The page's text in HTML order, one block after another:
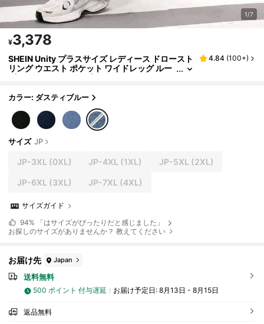
1/7
¥3,378
SHEIN Unity プラスサイズ レディース ドロースト
リング ウエスト ポケット ワイドレッグ ルー
ズ カジュアルジーンズ
4.84 (100+)
カラー: ダスティブルー
サイズ JP
JP-3XL (0XL) JP-4XL (1XL) JP-5XL (2XL)
JP-6XL (3XL) JP-7XL (4XL)
サイズガイド
94% 「はサイズがぴったりだと感じました」
お探しのサイズがありませんか？ 教えてください
お届け先 Japan
送料無料
500 ポイント 付与遅延 お届け予定日: 8月13日 - 8月15日
返品無料